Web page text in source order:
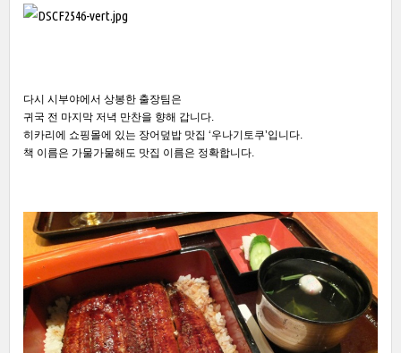
다시 시부야에서 상봉한 출장팀은
귀국 전 마지막 저녁 만찬을 향해 갑니다.
히카리에 쇼핑몰에 있는 장어덮밥 맛집 ‘우나기토쿠’입니다.
책 이름은 가물가물해도 맛집 이름은 정확합니다.